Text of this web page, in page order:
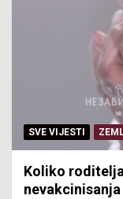
SVE VIJESTI
Koliko
nevakcinisanja